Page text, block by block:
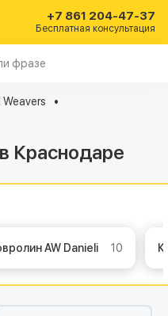
+7 861 204-47-37
Бесплатная консультация
Краснодаре
AW Danieli 10